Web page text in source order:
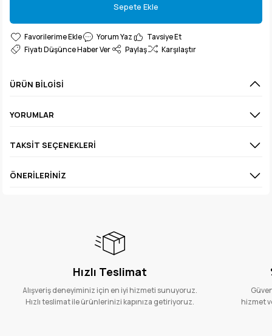
Sepete Ekle
Yorum Yaz
Tavsiye Et
Fiyatı Düşünce Haber Ver
Paylaş Karşılaştır
ÜRÜN BILGISI
YORUMLAR
TAKSIT SEÇENEKLERI
ÖNERILERINIZ
Hızlı Teslimat
Alışveriş deneyiminiz için en iyi hizmeti sunuyoruz.
Hızlı teslimat ile ürünlerinizi kapınıza getiriyoruz.
hizmet